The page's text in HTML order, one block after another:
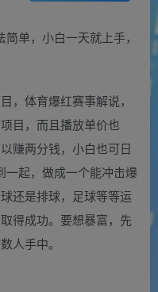
，体育爆红赛事解说，
目，而且播放单价也
赚两分钱，小白也可日
一起，做成一个能冲击爆
还是排球，足球等等运
得成功。要想暴富，先
人手中。